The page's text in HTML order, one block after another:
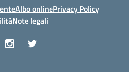
Albo onlinePrivacy Policy
Note legali